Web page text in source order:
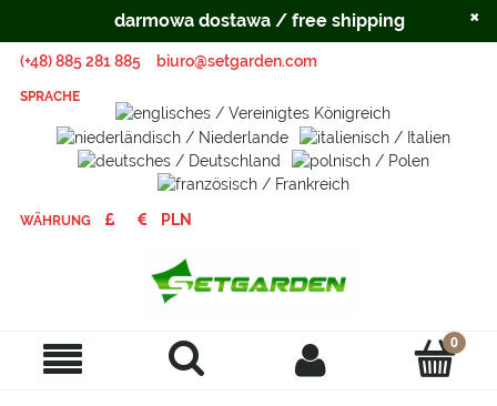
(+48) 885 281 885 biuro@setgarden.com
SPRACHE
WÄHRUNG
darmowa dostawa / free shipping ×